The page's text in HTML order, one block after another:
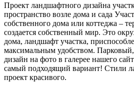
Проект ландшафтного дизайна
пространство возле дома и сада
собственного дома или коттеджа –
создается собственный мир. Это
дома, ландшафт участка,
максимальным удобством.
дизайн на фото в галерее нашего
самый подходящий вариант! Стили
проект красивого.